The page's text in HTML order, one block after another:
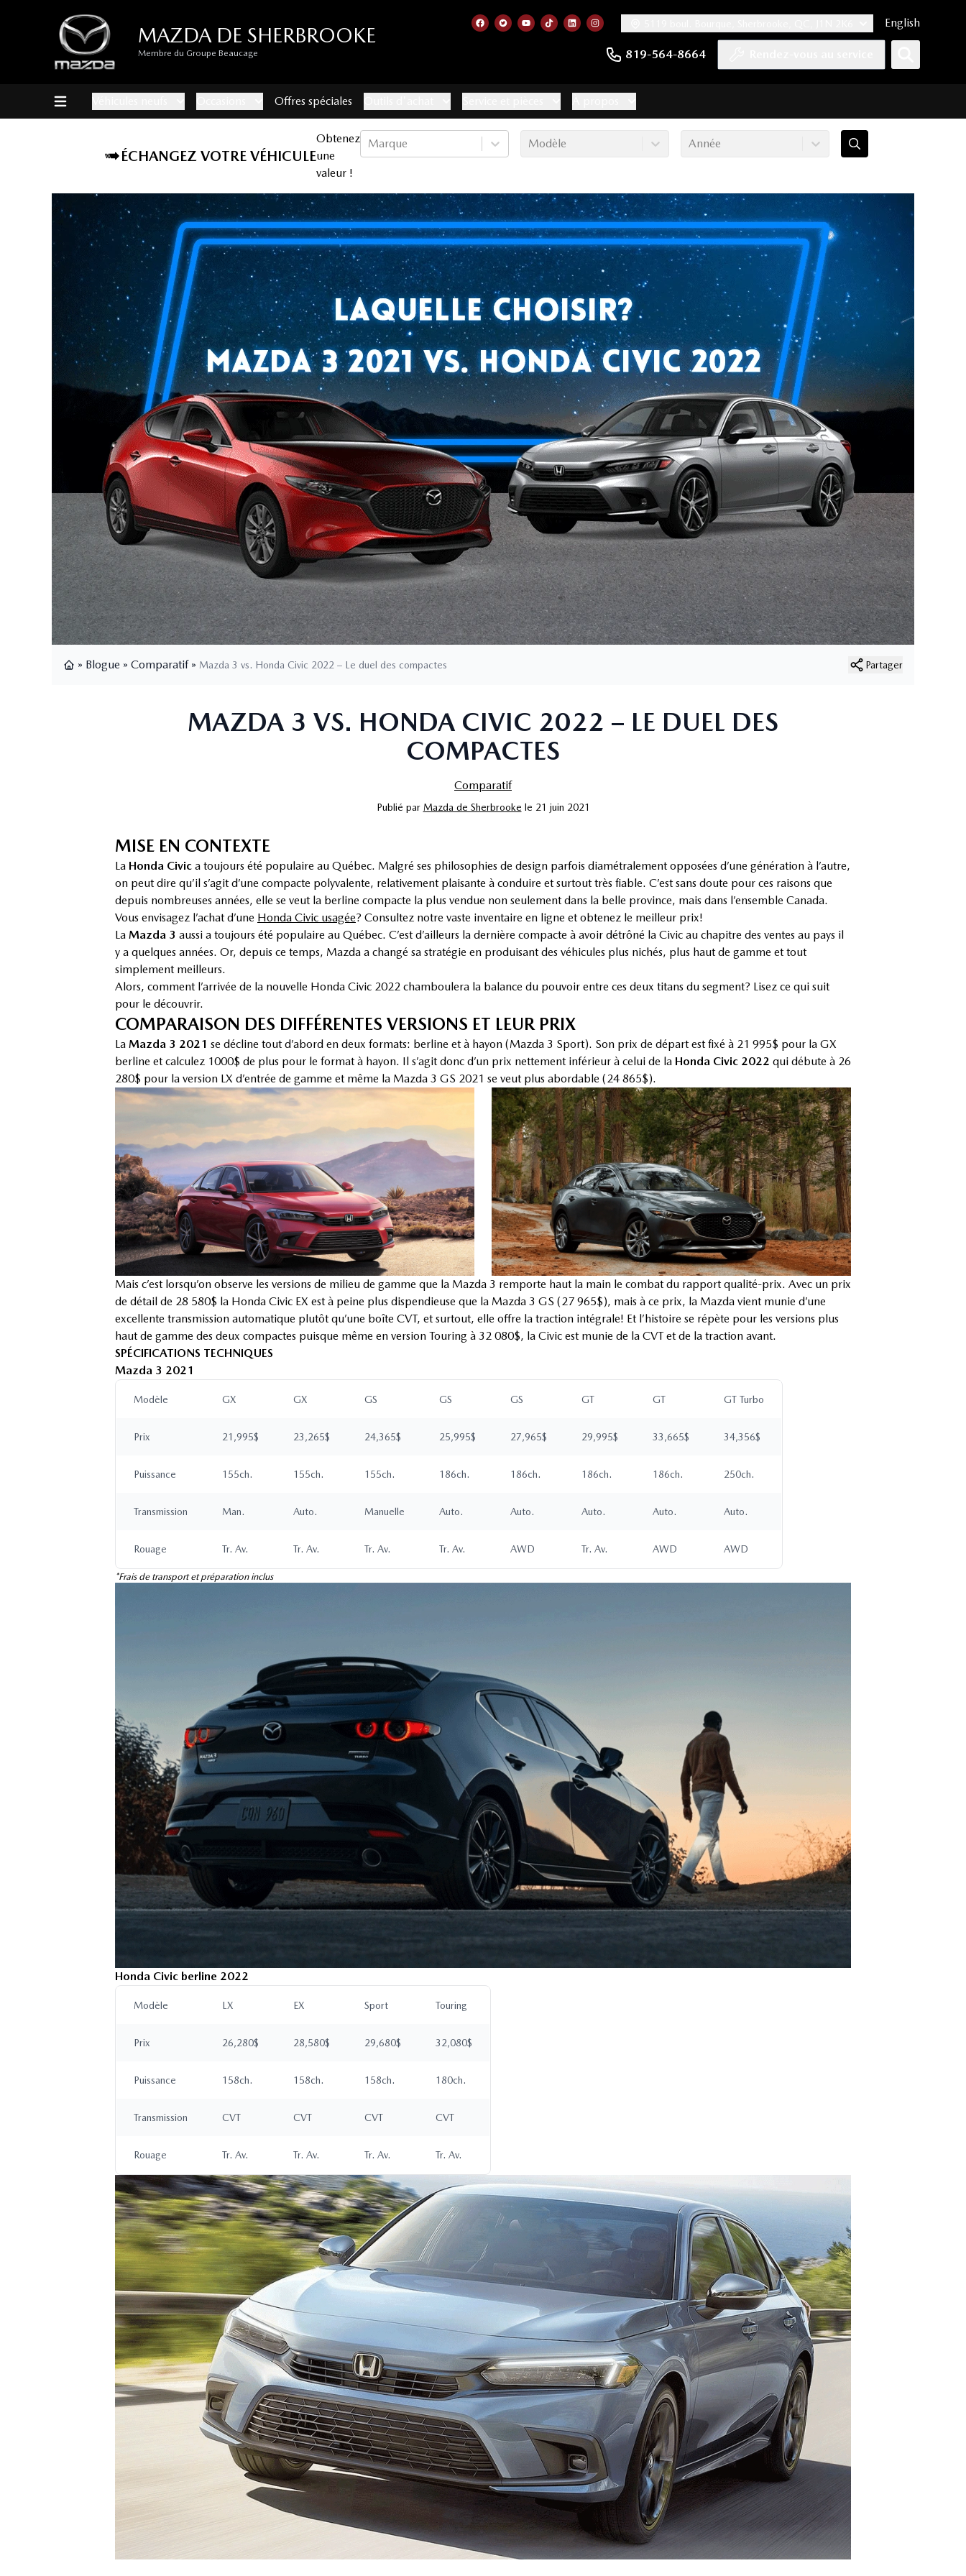
MAZDA DE SHERBROOKE
Membre du Groupe Beaucage 819-564-8664
Lien vers notre page facebook
Lien vers notre compte Twitter
Lien vers notre chaîne YouTube
Lien vers notre compte Tiktok
Lien vers notre compte LinkedIn
Lien vers notre compte Instagram
English
Offres spéciales
ÉCHANGEZ VOTRE VÉHICULE
Obtenez
une
valeur !
Marque Modèle Année
» Blogue » Comparatif » Mazda 3 vs. Honda Civic 2022 – Le duel des compactes Partager
MAZDA 3 VS. HONDA CIVIC 2022 – LE DUEL DES
COMPACTES
Comparatif
Publié par Mazda de Sherbrooke le 21 juin 2021
MISE EN CONTEXTE
La Honda Civic a toujours été populaire au Québec. Malgré ses philosophies de design parfois diamétralement opposées d’une génération à l’autre,
on peut dire qu’il s’agit d’une compacte polyvalente, relativement plaisante à conduire et surtout très fiable. C’est sans doute pour ces raisons que
depuis nombreuses années, elle se veut la berline compacte la plus vendue non seulement dans la belle province, mais dans l’ensemble Canada.
Vous envisagez l’achat d’une Honda Civic usagée? Consultez notre vaste inventaire en ligne et obtenez le meilleur prix!
La Mazda 3 aussi a toujours été populaire au Québec. C’est d’ailleurs la dernière compacte à avoir détrôné la Civic au chapitre des ventes au pays il
y a quelques années. Or, depuis ce temps, Mazda a changé sa stratégie en produisant des véhicules plus nichés, plus haut de gamme et tout
simplement meilleurs.
Alors, comment l’arrivée de la nouvelle Honda Civic 2022 chamboulera la balance du pouvoir entre ces deux titans du segment? Lisez ce qui suit
pour le découvrir.
COMPARAISON DES DIFFÉRENTES VERSIONS ET LEUR PRIX
La Mazda 3 2021 se décline tout d’abord en deux formats: berline et à hayon (Mazda 3 Sport). Son prix de départ est fixé à 21 995$ pour la GX
berline et calculez 1000$ de plus pour le format à hayon. Il s’agit donc d’un prix nettement inférieur à celui de la Honda Civic 2022 qui débute à 26
280$ pour la version LX d’entrée de gamme et même la Mazda 3 GS 2021 se veut plus abordable (24 865$).
Mais c’est lorsqu’on observe les versions de milieu de gamme que la Mazda 3 remporte haut la main le combat du rapport qualité-prix. Avec un prix
de détail de 28 580$ la Honda Civic EX est à peine plus dispendieuse que la Mazda 3 GS (27 965$), mais à ce prix, la Mazda vient munie d’une
excellente transmission automatique plutôt qu’une boîte CVT, et surtout, elle offre la traction intégrale! Et l’histoire se répète pour les versions plus
haut de gamme des deux compactes puisque même en version Touring à 32 080$, la Civic est munie de la CVT et de la traction avant.
SPÉCIFICATIONS TECHNIQUES
Mazda 3 2021
Modèle GX GX GS GS GS GT GT GT Turbo
Prix 21,995$ 23,265$ 24,365$ 25,995$ 27,965$ 29,995$ 33,665$ 34,356$
Puissance 155ch. 155ch. 155ch. 186ch. 186ch. 186ch. 186ch. 250ch.
Transmission Man. Auto. Manuelle Auto. Auto. Auto. Auto. Auto.
Rouage Tr. Av. Tr. Av. Tr. Av. Tr. Av. AWD Tr. Av. AWD AWD
*Frais de transport et préparation inclus
Honda Civic berline 2022
Modèle LX EX Sport Touring
Prix 26,280$ 28,580$ 29,680$ 32,080$
Puissance 158ch. 158ch. 158ch. 180ch.
Transmission CVT CVT CVT CVT
Rouage Tr. Av. Tr. Av. Tr. Av. Tr. Av.